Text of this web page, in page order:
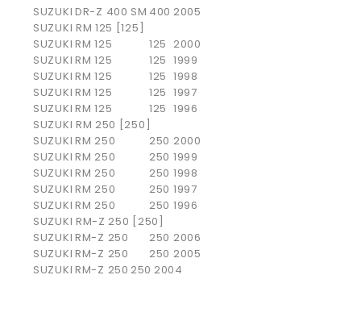
SUZUKI DR-Z 400 SM 400 2005
SUZUKI RM 125 [125]
SUZUKI RM 125 125 2000
SUZUKI RM 125 125 1999
SUZUKI RM 125 125 1998
SUZUKI RM 125 125 1997
SUZUKI RM 125 125 1996
SUZUKI RM 250 [250]
SUZUKI RM 250 250 2000
SUZUKI RM 250 250 1999
SUZUKI RM 250 250 1998
SUZUKI RM 250 250 1997
SUZUKI RM 250 250 1996
SUZUKI RM-Z 250 [250]
SUZUKI RM-Z 250 250 2006
SUZUKI RM-Z 250 250 2005
SUZUKI RM-Z 250 250 2004